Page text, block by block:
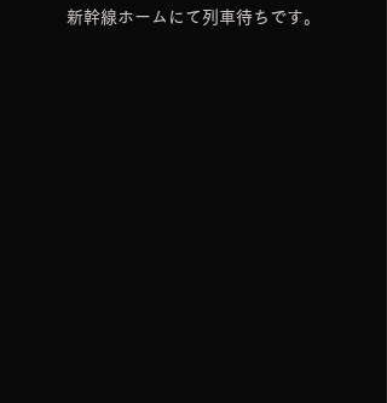
新幹線ホームにて列車待ちです。